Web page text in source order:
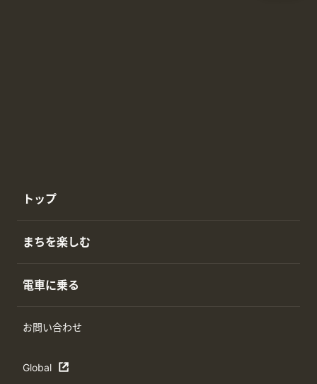
トップ
まちを楽しむ
電車に乗る
お問い合わせ
Global